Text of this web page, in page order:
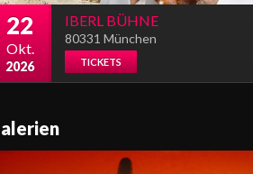
22
Okt.
2026
IBERL BÜHNE
80331 München
TICKETS